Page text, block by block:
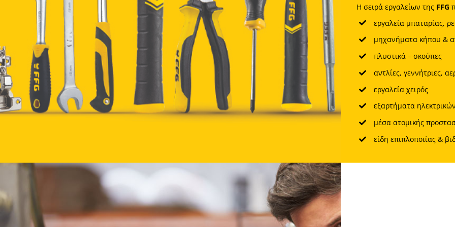
Η σειρά εργαλείων της FFG
εργαλεία μπαταρίας,
μηχανήματα κήπου &
πλυστικά – σκούπες
αντλίες, γεννήτριες,
εργαλεία χειρός
εξαρτήματα
μέσα ατομικής
είδη επιπλοποιίας &